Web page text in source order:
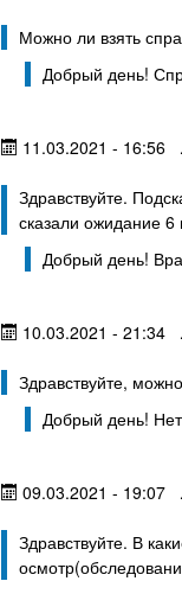
Можно ли взять
Добрый день!
11.03.2021 - 16:56
Здравствуйте.
сказали ожидание
Добрый день!
10.03.2021 - 21:34
Здравствуйте,
Добрый день!
09.03.2021 - 19:07
Здравствуйте. В